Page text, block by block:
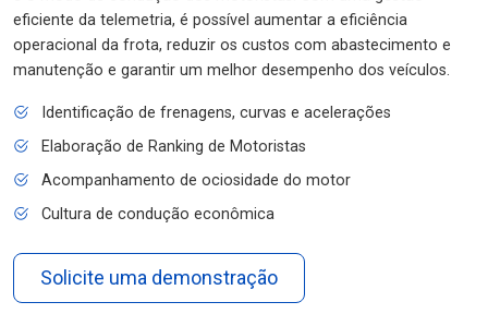
eficiente da telemetria, é possível aumentar a eficiência
operacional da frota, reduzir os custos com abastecimento e
manutenção e garantir um melhor desempenho dos veículos.
Identificação de frenagens, curvas e acelerações
Elaboração de Ranking de Motoristas
Acompanhamento de ociosidade do motor
Cultura de condução econômica
Solicite uma demonstração